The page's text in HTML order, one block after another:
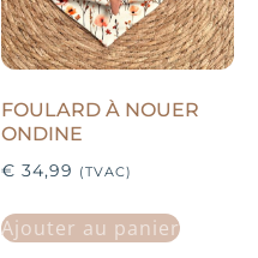
FOULARD À NOUER
ONDINE
€ 34,99 (TVAC)
Ajouter au panier